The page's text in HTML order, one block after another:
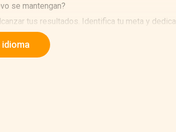
se mantengan?
tus resultados. Identifica tu meta y dedica
idioma